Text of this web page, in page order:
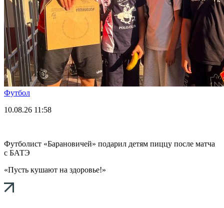
Футбол
10.08.26 11:58
Футболист «Барановичей» подарил детям пиццу после матча
с БАТЭ
«Пусть кушают на здоровье!»